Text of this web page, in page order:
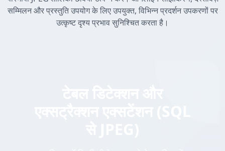
सम्मिलन और प्रस्तुति उपयोग के लिए उपयुक्त, विभिन्न प्रदर्शन उपकरणों पर
उत्कृष्ट दृश्य प्रभाव सुनिश्चित करता है।